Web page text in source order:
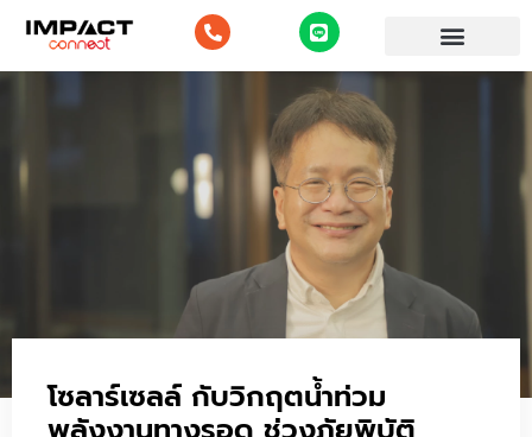
โซลาร์เซลล์ กับวิกฤตน้ำท่วม